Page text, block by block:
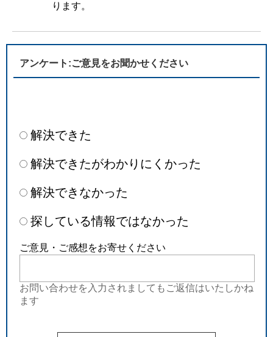
ります。
アンケート:ご意見をお聞かせください
解決できた
解決できたがわかりにくかった
解決できなかった
探している情報ではなかった
ご意見・ご感想をお寄せください
お問い合わせを入力されましてもご返信はいたしかね
ます